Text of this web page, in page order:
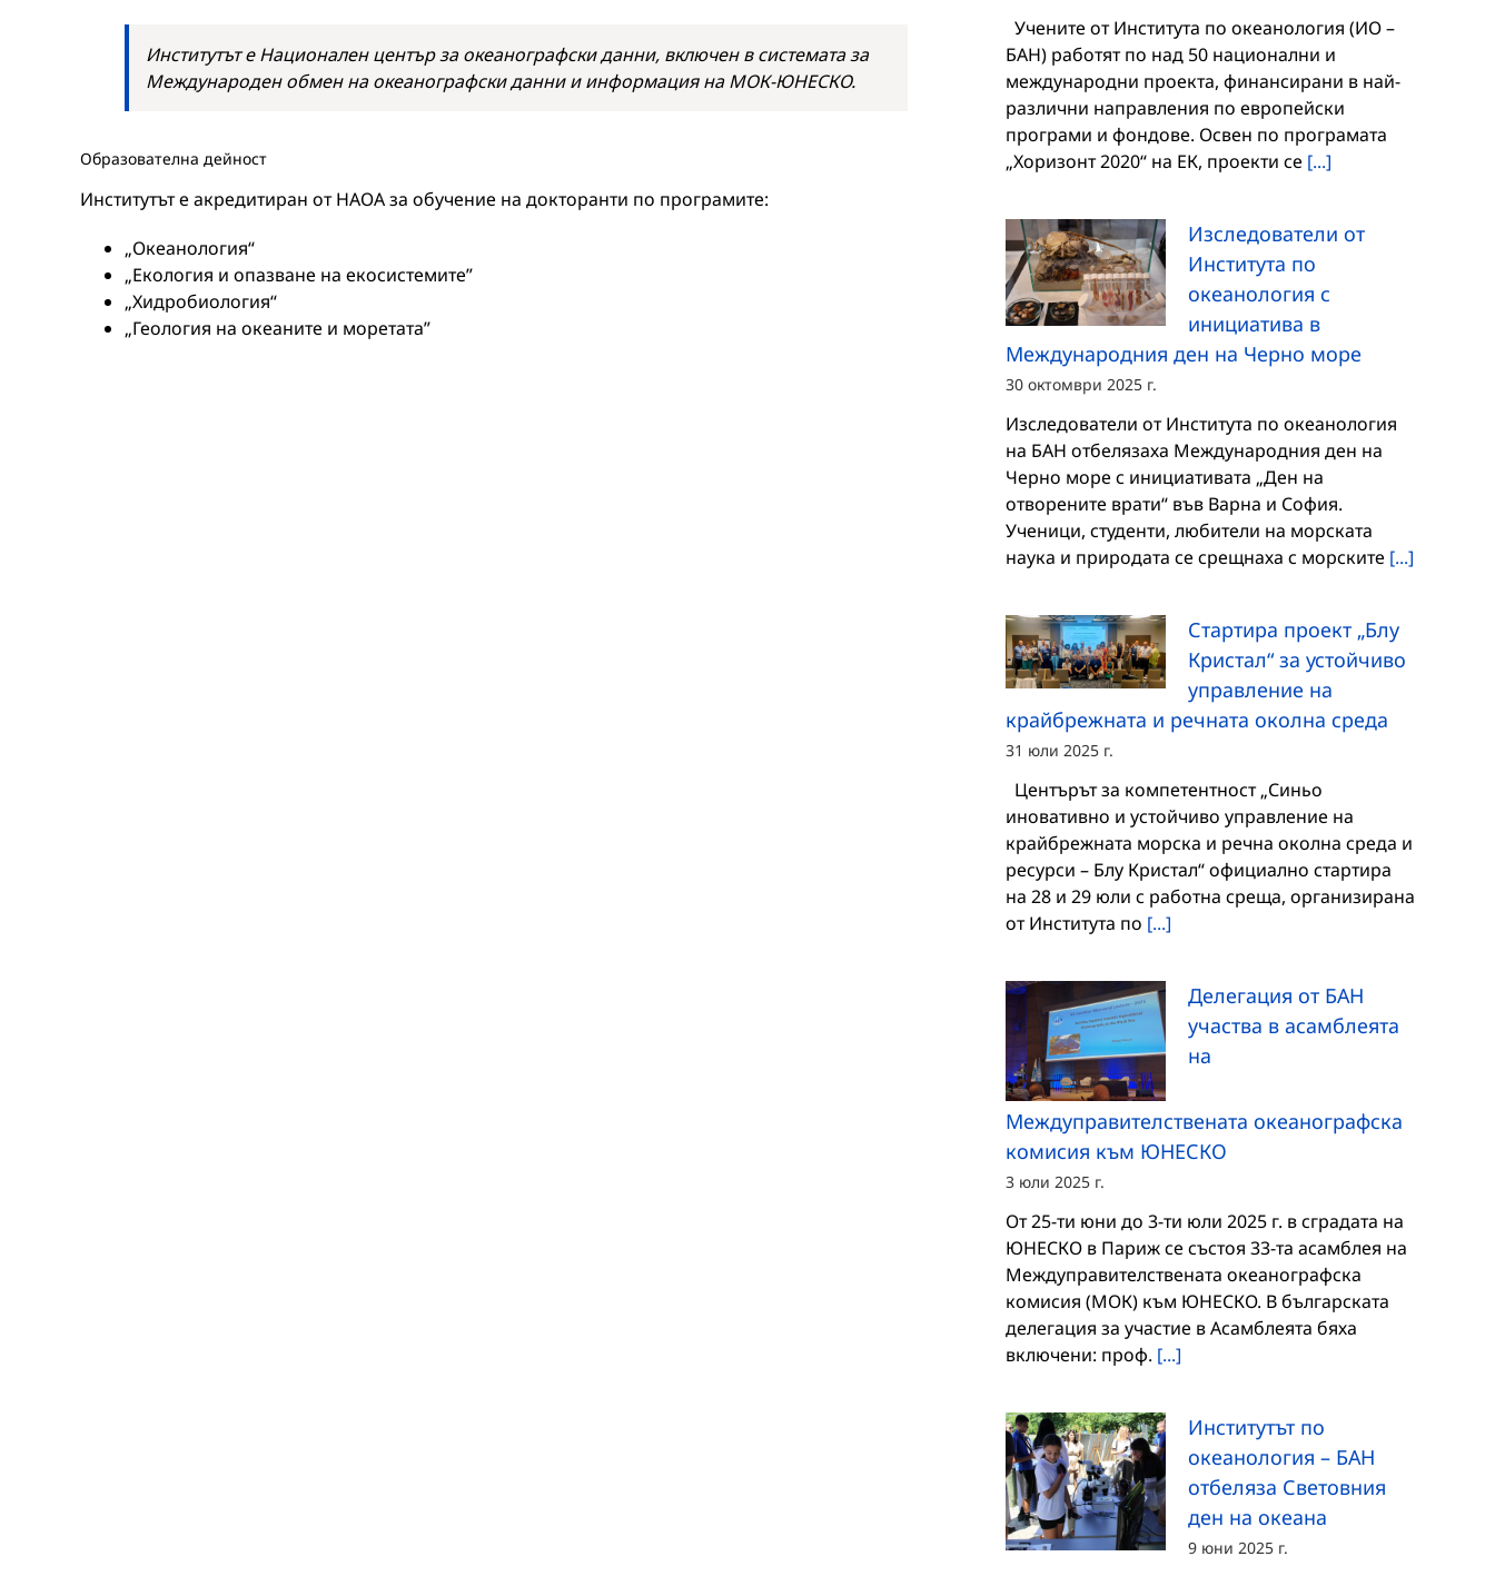
Институтът е Национален център за океанографски данни, включен в системата за
Международен обмен на океанографски данни и информация на МОК-ЮНЕСКО.
Образователна дейност
Институтът е акредитиран от НАОА за обучение на докторанти по програмите:
„Океанология“
„Екология и опазване на екосистемите”
„Хидробиология“
„Геология на океаните и моретата”
Учените от Института по океанология (ИО –
БАН) работят по над 50 национални и
международни проекта, финансирани в най-
различни направления по европейски
програми и фондове. Освен по програмата
„Хоризонт 2020“ на ЕК, проекти се [...]
Изследователи от
Института по
океанология с
инициатива в
Международния ден на Черно море
30 октомври 2025 г.
Изследователи от Института по океанология
на БАН отбелязаха Международния ден на
Черно море с инициативата „Ден на
отворените врати“ във Варна и София.
Ученици, студенти, любители на морската
наука и природата се срещнаха с морските [...]
Стартира проект „Блу
Кристал“ за устойчиво
управление на
крайбрежната и речната околна среда
31 юли 2025 г.
Центърът за компетентност „Синьо
иновативно и устойчиво управление на
крайбрежната морска и речна околна среда и
ресурси – Блу Кристал“ официално стартира
на 28 и 29 юли с работна среща, организирана
от Института по [...]
Делегация от БАН
участва в асамблеята
на
Междуправителствената океанографска
комисия към ЮНЕСКО
3 юли 2025 г.
От 25-ти юни до 3-ти юли 2025 г. в сградата на
ЮНЕСКО в Париж се състоя 33-та асамблея на
Междуправителствената океанографска
комисия (МОК) към ЮНЕСКО. В българската
делегация за участие в Асамблеята бяха
включени: проф. [...]
Институтът по
океанология – БАН
отбеляза Световния
ден на океана
9 юни 2025 г.